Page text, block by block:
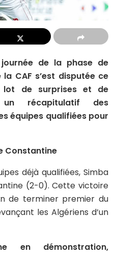
de la phase de
CAF s’est disputée ce
lot de surprises et de
un récapitulatif des
équipes qualifiées pour
Constantine
déjà qualifiées, Simba
(2-0). Cette victoire
de terminer premier du
les Algériens d’un
en démonstration,